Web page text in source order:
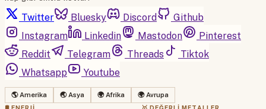
Twitter Bluesky Discord
Github
Instagram
Linkedin Mastodon
Pinterest
Reddit
Telegram Threads
Tiktok
Whatsapp
Youtube
🌎 Amerika 🌏 Asya 🌍 Afrika 🌍 Avrupa